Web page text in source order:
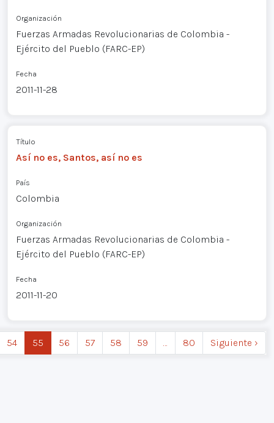
Organización
Fuerzas Armadas Revolucionarias de Colombia -
Ejército del Pueblo (FARC-EP)
Fecha
2011-11-28
Título
Así no es, Santos, así no es
País
Colombia
Organización
Fuerzas Armadas Revolucionarias de Colombia -
Ejército del Pueblo (FARC-EP)
Fecha
2011-11-20
54 55 56 57 58 59 … 80 Siguiente ›